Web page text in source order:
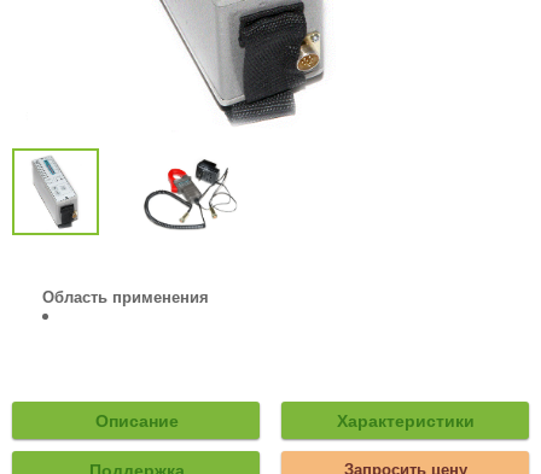
Область применения
Описание Характеристики
Поддержка Запросить цену